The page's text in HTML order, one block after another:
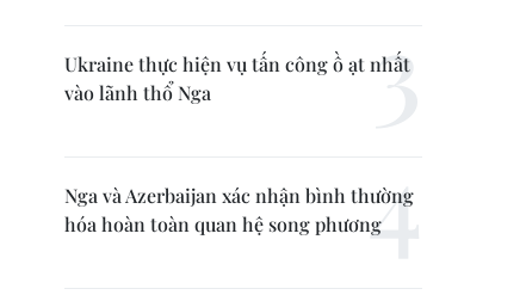
Ukraine thực hiện vụ tấn công ồ ạt nhất
vào lãnh thổ Nga
Nga và Azerbaijan xác nhận bình thường
hóa hoàn toàn quan hệ song phương